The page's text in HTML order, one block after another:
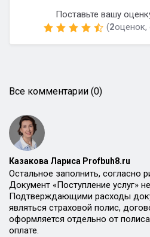
Поставьте вашу
(2оценок,
Все комментарии (0)
Казакова Лариса Profbuh8.ru
Остальное заполнить, согласно
Документ «Поступление услуг»
Подтверждающими расходы
являться страховой полис,
оформляется отдельно от
оплате.